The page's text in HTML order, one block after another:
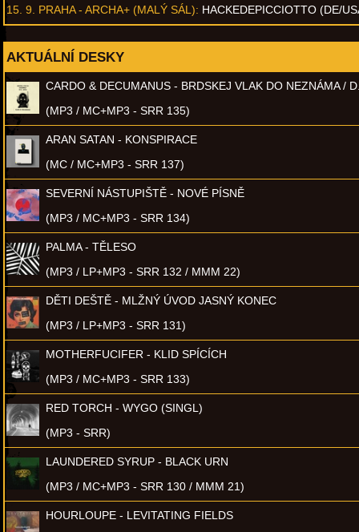
15. 9. PRAHA - ARCHA+ (MALÝ SÁL): HACKEDEPICCIOTTO (DE/
AKTUÁLNÍ DESKY
CARDO & DECUMANUS - BRDSKEJ VLAK DO NEZNÁMA /
(MP3 / MC+MP3 - SRR 135)
ARAN SATAN - KONSPIRACE
(MC / MC+MP3 - SRR 137)
SEVERNÍ NÁSTUPIŠTĚ - NOVÉ PÍSNĚ
(MP3 / MC+MP3 - SRR 134)
PALMA - TĚLESO
(MP3 / LP+MP3 - SRR 132 / MMM 22)
DĚTI DEŠTĚ - MLŽNÝ ÚVOD JASNÝ KONEC
(MP3 / LP+MP3 - SRR 131)
MOTHERFUCIFER - KLID SPÍCÍCH
(MP3 / MC+MP3 - SRR 133)
RED TORCH - WYGO (SINGL)
(MP3 - SRR)
LAUNDERED SYRUP - BLACK URN
(MP3 / MC+MP3 - SRR 130 / MMM 21)
HOURLOUPE - LEVITATING FIELDS